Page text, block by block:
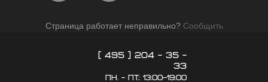
Страница работает неправильно? Сообщить
[ 495 ] 204 - 35 -
33
пн. - пт.: 13:00–19:00